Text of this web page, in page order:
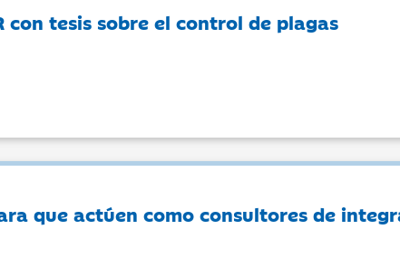
tesis sobre el control de plagas
que actúen como consultores de